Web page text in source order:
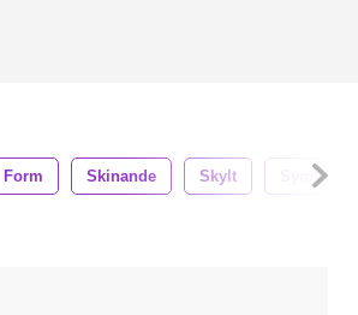
Form Skinande Skylt Symbol